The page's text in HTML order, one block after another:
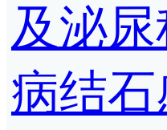
及泌
病结